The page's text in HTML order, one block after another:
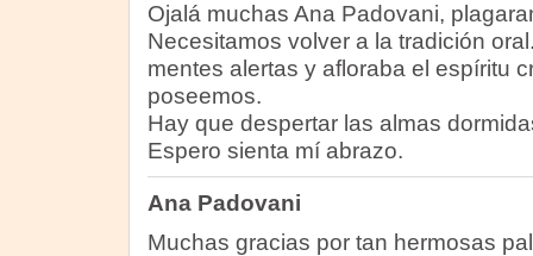
Ojalá muchas Ana Padovani,
Necesitamos volver a la tradición
mentes alertas y afloraba el espíritu
poseemos.
Hay que despertar las almas
Espero sienta mí abrazo.
Ana Padovani
Muchas gracias por tan hermosas